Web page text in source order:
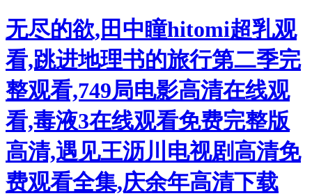
无尽的欲,田中瞳hitomi超乳观
看,跳进地理书的旅行第二季完
整观看,749局电影高清在线观
看,毒液3在线观看免费完整版
高清,遇见王沥川电视剧高清免
费观看全集,庆余年高清下载